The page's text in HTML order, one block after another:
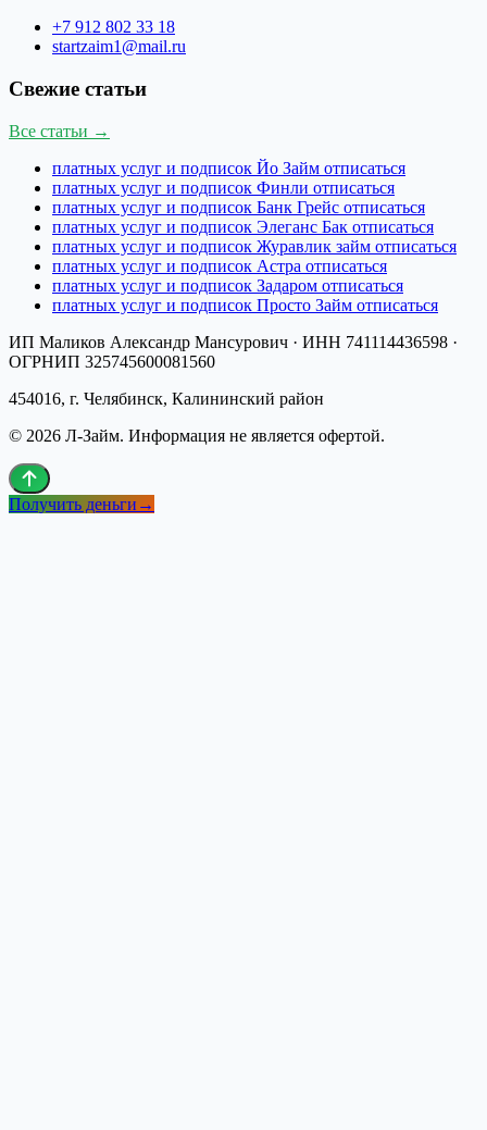
+7 912 802 33 18
startzaim1@mail.ru
Свежие статьи
Все статьи →
платных услуг и подписок Йо Займ отписаться
платных услуг и подписок Финли отписаться
платных услуг и подписок Банк Грейс отписаться
платных услуг и подписок Элеганс Бак отписаться
платных услуг и подписок Журавлик займ отписаться
платных услуг и подписок Астра отписаться
платных услуг и подписок Задаром отписаться
платных услуг и подписок Просто Займ отписаться
ИП Маликов Александр Мансурович · ИНН 741114436598 ·
ОГРНИП 325745600081560
454016, г. Челябинск, Калининский район
© 2026 Л-Займ. Информация не является офертой.
Получить деньги →